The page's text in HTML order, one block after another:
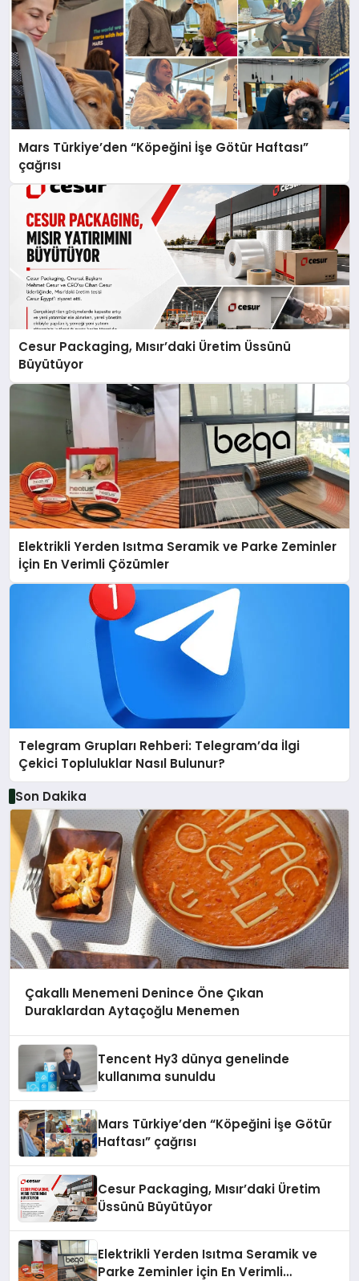
Mars Türkiye’den “Köpeğini İşe Götür Haftası”
çağrısı
Cesur Packaging, Mısır’daki Üretim Üssünü
Büyütüyor
Elektrikli Yerden Isıtma Seramik ve Parke Zeminler
İçin En Verimli Çözümler
Telegram Grupları Rehberi: Telegram’da İlgi
Çekici Topluluklar Nasıl Bulunur?
Son Dakika
Çakallı Menemeni Denince Öne Çıkan
Duraklardan Aytaçoğlu Menemen
Tencent Hy3 dünya genelinde
kullanıma sunuldu
Mars Türkiye’den “Köpeğini İşe Götür
Haftası” çağrısı
Cesur Packaging, Mısır’daki Üretim
Üssünü Büyütüyor
Elektrikli Yerden Isıtma Seramik ve
Parke Zeminler İçin En Verimli